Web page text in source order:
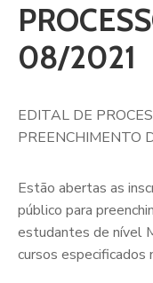
08/2021
EDITAL DE
PREENCHIMENTO
Estão abertas as
público para
estudantes de nível
cursos especificados